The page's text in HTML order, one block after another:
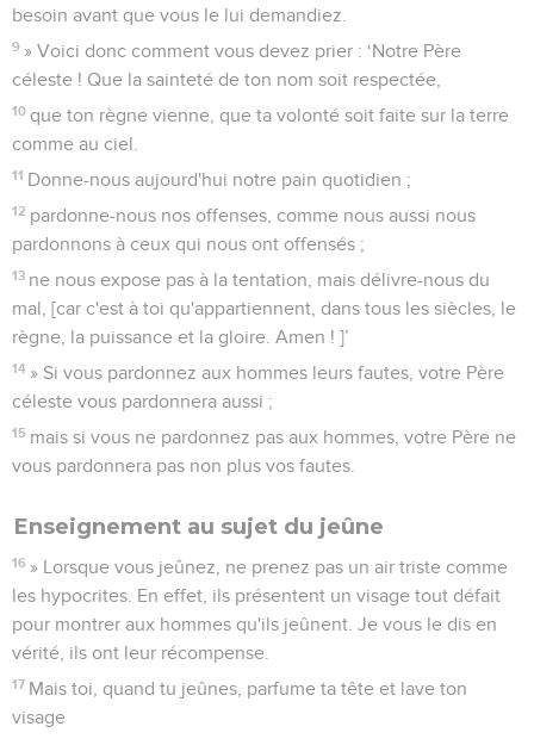
besoin avant que vous le lui demandiez.
9 » Voici donc comment vous devez prier : ‘Notre Père
céleste ! Que la sainteté de ton nom soit respectée,
10 que ton règne vienne, que ta volonté soit faite sur la terre
comme au ciel.
11 Donne-nous aujourd'hui notre pain quotidien ;
12 pardonne-nous nos offenses, comme nous aussi nous
pardonnons à ceux qui nous ont offensés ;
13 ne nous expose pas à la tentation, mais délivre-nous du
mal, [car c'est à toi qu'appartiennent, dans tous les siècles, le
règne, la puissance et la gloire. Amen ! ]’
14 » Si vous pardonnez aux hommes leurs fautes, votre Père
céleste vous pardonnera aussi ;
15 mais si vous ne pardonnez pas aux hommes, votre Père ne
vous pardonnera pas non plus vos fautes.
Enseignement au sujet du jeûne
16 » Lorsque vous jeûnez, ne prenez pas un air triste comme
les hypocrites. En effet, ils présentent un visage tout défait
pour montrer aux hommes qu'ils jeûnent. Je vous le dis en
vérité, ils ont leur récompense.
17 Mais toi, quand tu jeûnes, parfume ta tête et lave ton
visage